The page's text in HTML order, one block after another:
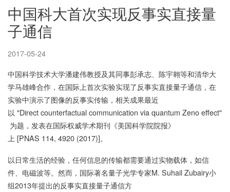
首页
研究方向
量子卫星
团队成员
新闻动态
研究进展
学术报告
论文发表
公告通知
招生信息
相关链接
中国科大首次实现反事实直接量
子通信
2017-05-24
中国科学技术大学潘建伟教授及其同事彭承志、陈宇翱等和清华大
学马雄峰合作，在国际上首次实验实现了反事实直接量子通信，在
实验中演示了图像的反事实传输，相关成果最近
以 "Direct counterfactual communication via quantum Zeno effect"
为题，发表在国际权威学术期刊《美国科学院院报》
上 [PNAS 114, 4920 (2017)]。
以日常生活的经验，任何信息的传输都需要通过实物载体，如信
件、电磁波等。然而，国际著名量子光学专家M. Suhail Zubairy小
组2013年提出的反事实直接量子通信方